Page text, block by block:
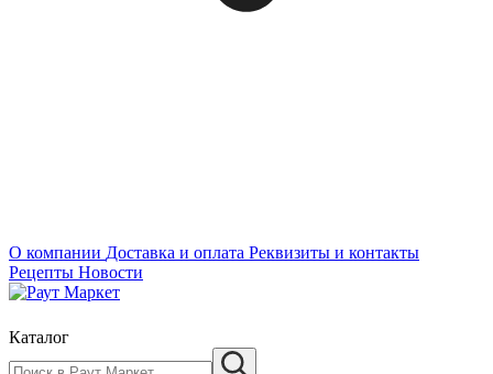
О компании Доставка и оплата Реквизиты и контакты
Рецепты Новости
Каталог